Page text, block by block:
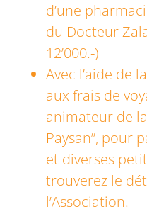
d’une
du Docteur
12’000.-)
Avec l’aide de
aux frais de
animateur de
Paysan”, pour
et diverses
trouverez le
l’Association.